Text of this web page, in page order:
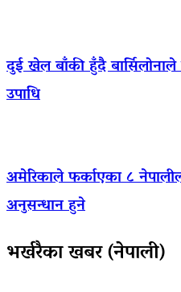
दुई खेल बाँकी हुँदै बार्सिलोनाले
उपाधि
अमेरिकाले फर्काएका ८
अनुसन्धान हुने
भर्खरैका खबर (नेपाली)